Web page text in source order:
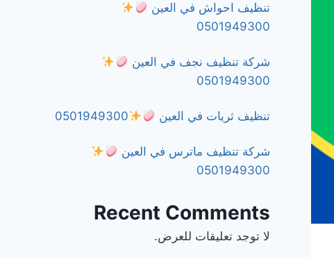
تنظيف احواش في العين
0501949300
شركة تنظيف نجف في العين
0501949300
تنظيف ثريات في العين 0501949300
شركة تنظيف ماترس في العين
0501949300
Recent Comments
لا توجد تعليقات للعرض.